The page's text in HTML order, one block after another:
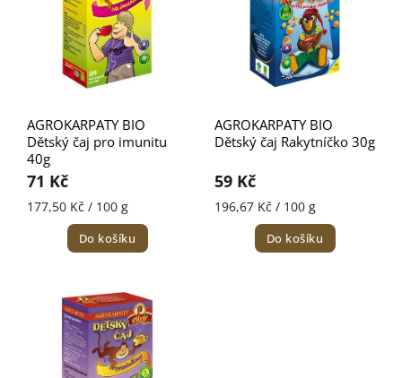
AGROKARPATY BIO
Dětský čaj pro imunitu
40g
71 Kč
177,50 Kč / 100 g
Do košíku
AGROKARPATY BIO
Dětský čaj Rakytníčko 30g
59 Kč
196,67 Kč / 100 g
Do košíku